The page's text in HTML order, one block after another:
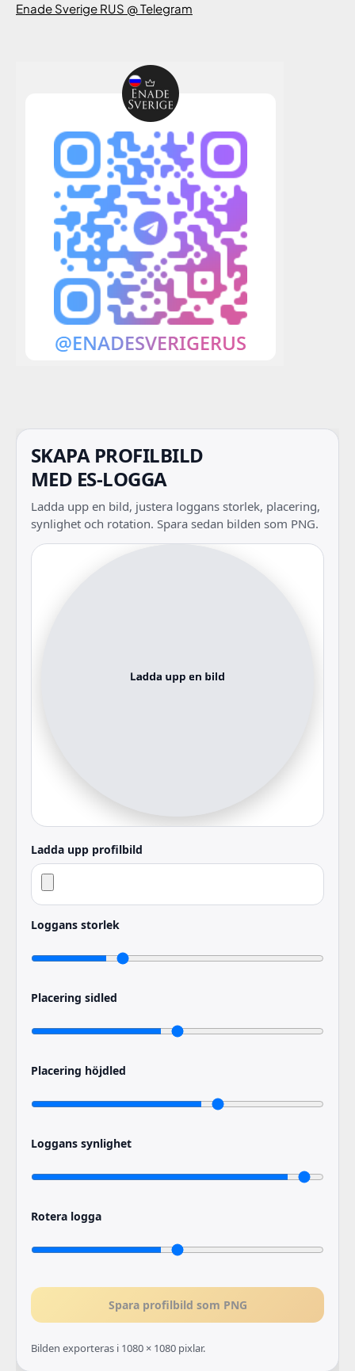
Enade Sverige RUS @ Telegram
SKAPA PROFILBILD
MED ES-LOGGA
Ladda upp en bild, justera loggans storlek, placering,
synlighet och rotation. Spara sedan bilden som PNG.
Ladda upp profilbild
Loggans storlek
Placering sidled
Placering höjdled
Loggans synlighet
Rotera logga
Spara profilbild som PNG
Bilden exporteras i 1080 × 1080 pixlar.